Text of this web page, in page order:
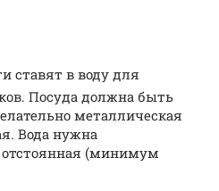
ставят в воду для
Посуда должна быть
металлическая
Вода нужна
отстоянная (минимум